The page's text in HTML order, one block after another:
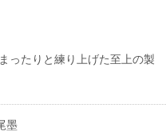
ったりと練り上げた至上の製
墨